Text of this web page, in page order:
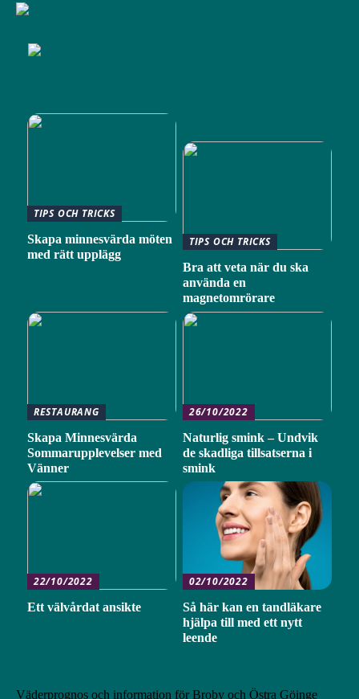
TIPS OCH TRICKS
Skapa minnesvärda möten
med rätt upplägg
TIPS OCH TRICKS
Bra att veta när du ska
använda en
magnetomrörare
RESTAURANG
Skapa Minnesvärda
Sommarupplevelser med
Vänner
26/10/2022
Naturlig smink – Undvik
de skadliga tillsatserna i
smink
22/10/2022
Ett välvårdat ansikte
02/10/2022
Så här kan en tandläkare
hjälpa till med ett nytt
leende
Väderprognos och information för Broby och Östra Göinge